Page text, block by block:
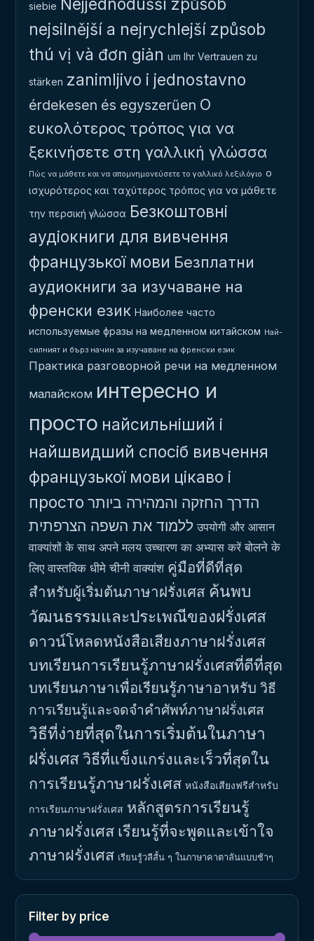
siebie
nejsilnější a nejrychlejší způsob
thú vị và đơn giản um Ihr Vertrauen zu
stärken zanimljivo i jednostavno
érdekesen és egyszerűen Ο
ευκολότερος τρόπος για να
ξεκινήσετε στη γαλλική γλώσσα
Πώς να μάθετε και να απομνημονεύσετε το γαλλικό λεξιλόγιο ο
ισχυρότερος και ταχύτερος τρόπος για να μάθετε
την περσική γλώσσα Безкоштовні
аудіокниги для вивчення
французької мови Безплатни
аудиокниги за изучаване на
френски език Наиболее часто
используемые фразы на медленном китайском Най-
силният и бърз начин за изучаване на френски език
Практика разговорной речи на медленном
малайском интересно и
просто найсильніший і
найшвидший спосіб вивчення
французької мови цікаво і
просто הדרך החזקה והמהירה ביותר
ללמוד את השפה הצרפתית उपयोगी और आसान
वाक्यांशों के साथ अपने मलय उच्चारण का अभ्यास करें बोलने के
लिए वास्तविक धीमे चीनी वाक्यांश คู่มือที่ดีที่สุด
สำหรับผู้เริ่มต้นภาษาฝรั่งเศส ค้นพบ
วัฒนธรรมและประเพณีของฝรั่งเศส
ดาวน์โหลดหนังสือเสียงภาษาฝรั่งเศส
บทเรียนการเรียนรู้ภาษาฝรั่งเศสที่ดีที่สุด
บทเรียนภาษาเพื่อเรียนรู้ภาษาอาหรับ วิธี
การเรียนรู้และจดจำคำศัพท์ภาษาฝรั่งเศส
วิธีที่ง่ายที่สุดในการเริ่มต้นในภาษา
ฝรั่งเศสวิธีที่แข็งแกร่งและเร็วที่สุดใน
การเรียนรู้ภาษาฝรั่งเศส หนังสือเสียงฟรีสำหรับ
การเรียนภาษาฝรั่งเศส หลักสูตรการเรียนรู้
ภาษาฝรั่งเศส เรียนรู้ที่จะพูดและเข้าใจ
ภาษาฝรั่งเศส เรียนรู้วลีสั้น ๆ ในภาษาคาตาลันแบบช้าๆ
Filter by price